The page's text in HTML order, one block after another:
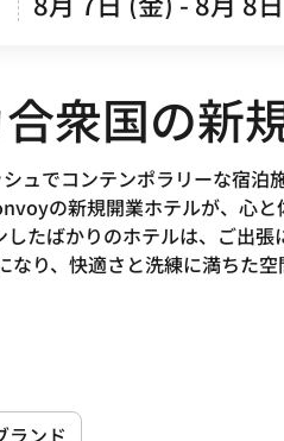
衆国の新
ュでコンテンポラリーな宿
の新規開業ホテルが、心
たばかりのホテルは、ご出
り、快適さと洗練に満ちた空
ランド